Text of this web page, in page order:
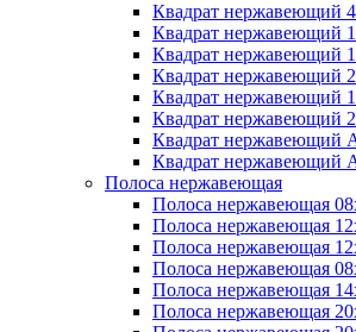
Квадрат нержавеющий
Квадрат нержавеющий
Квадрат нержавеющий
Квадрат нержавеющий
Квадрат нержавеющий
Квадрат нержавеющий
Квадрат нержавеющий
Квадрат нержавеющий
Полоса нержавеющая
Полоса нержавеющая
Полоса нержавеющая
Полоса нержавеющая
Полоса нержавеющая
Полоса нержавеющая
Полоса нержавеющая